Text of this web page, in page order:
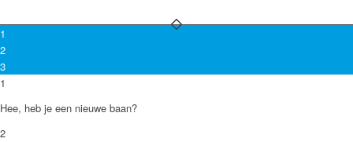
1
2
3
1
Hee, heb je een nieuwe baan?
2